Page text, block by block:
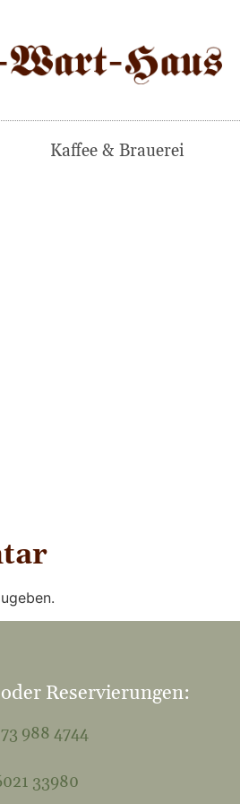
Kaffee & Brauerei
Reservierungen:
988 4744
33980